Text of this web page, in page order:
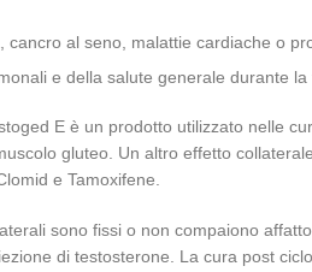
al seno, malattie cardiache o
e della salute generale durante la
E è un prodotto utilizzato nelle
gluteo. Un altro effetto
e Tamoxifene.
sono fissi o non compaiono
di testosterone. La cura post